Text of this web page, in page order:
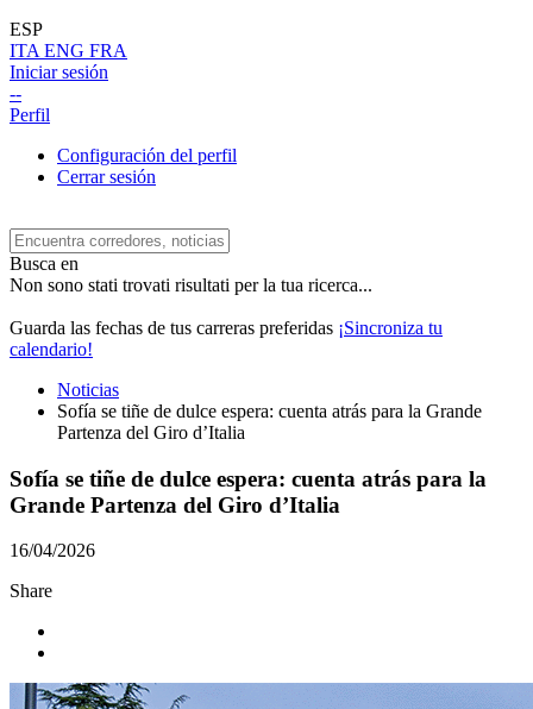
ESP
ITA ENG FRA
Iniciar sesión
--
Perfil
Configuración del perfil
Cerrar sesión
Busca en
Non sono stati trovati risultati per la tua ricerca...
Guarda las fechas de tus carreras preferidas ¡Sincroniza tu
calendario!
Noticias
Sofía se tiñe de dulce espera: cuenta atrás para la Grande
Partenza del Giro d’Italia
Sofía se tiñe de dulce espera: cuenta atrás para la
Grande Partenza del Giro d’Italia
16/04/2026
Share